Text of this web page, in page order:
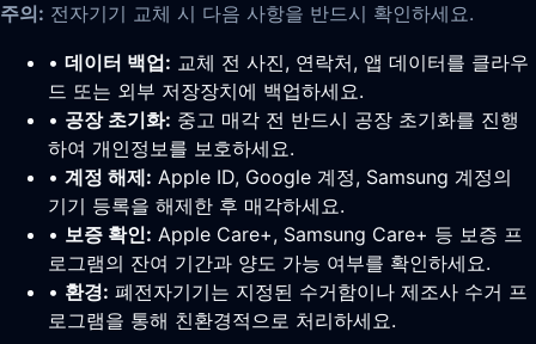
주의: 전자기기 교체 시 다음 사항을 반드시 확인하세요.
• 데이터 백업: 교체 전 사진, 연락처, 앱 데이터를 클라우
드 또는 외부 저장장치에 백업하세요.
• 공장 초기화: 중고 매각 전 반드시 공장 초기화를 진행
하여 개인정보를 보호하세요.
• 계정 해제: Apple ID, Google 계정, Samsung 계정의
기기 등록을 해제한 후 매각하세요.
• 보증 확인: Apple Care+, Samsung Care+ 등 보증 프
로그램의 잔여 기간과 양도 가능 여부를 확인하세요.
• 환경: 폐전자기기는 지정된 수거함이나 제조사 수거 프
로그램을 통해 친환경적으로 처리하세요.